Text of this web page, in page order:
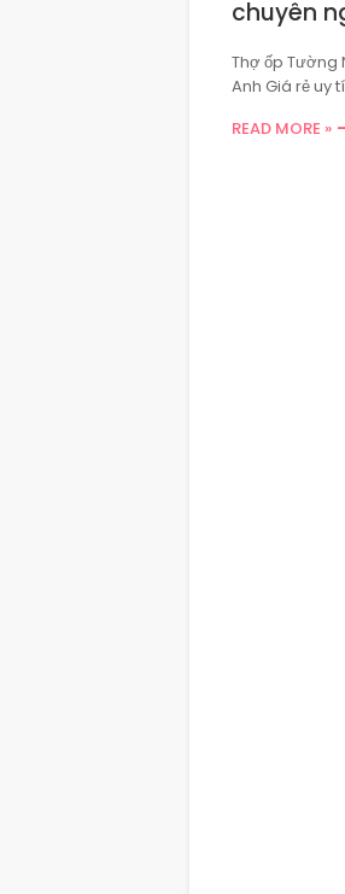
chuyên
Thợ ốp Tường
Anh Giá rẻ uy
READ MORE »